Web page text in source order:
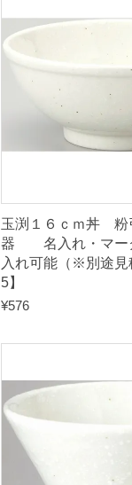
玉渕１６ｃｍ丼
器 名入れ・マー
入れ可能（※別途
5】
¥576